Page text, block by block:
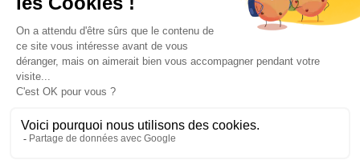
Bjorg pour les pros
Politique de confidentialité
Instagram Facebook
Retrouvez les informations AGEC de nos produits sur le site